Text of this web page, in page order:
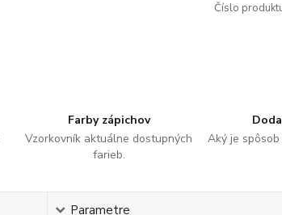
Číslo
Farby zápichov
Vzorkovník aktuálne dostupných
farieb.
Aký je
Parametre